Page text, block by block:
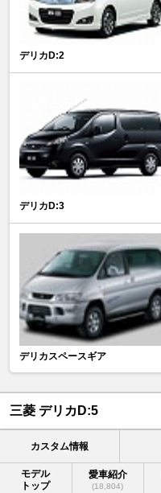
デリカD:2
デリカD:3
デリカスペースギア
三菱 デリカD:5
カスタム情報
モデル
トップ
愛車紹介
(18,804)